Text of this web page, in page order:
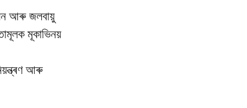
আৰু জলবায়ু
মূকাভিনয়
আৰু